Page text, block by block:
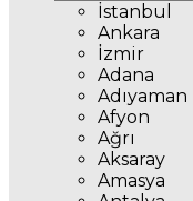
İstanbul
Ankara
İzmir
Adana
Adıyaman
Afyon
Ağrı
Aksaray
Amasya